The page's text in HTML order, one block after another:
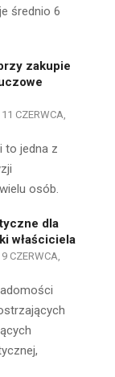
średnio 6
zakupie
11 CZERWCA,
to jedna z
osób.
dla
właściciela
9 CZERWCA,